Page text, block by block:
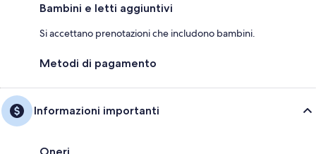
Bambini e letti aggiuntivi
Si accettano prenotazioni che includono bambini.
Metodi di pagamento
Informazioni importanti